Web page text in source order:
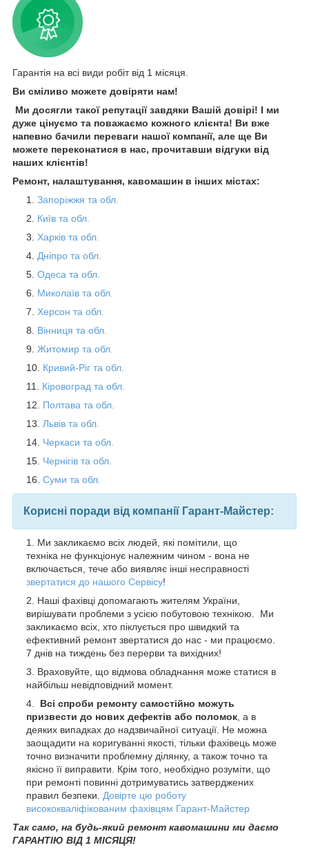
Гарантія на всі види робіт від 1 місяця.
Ви сміливо можете довіряти нам!
Ми досягли такої репутації завдяки Вашій довірі! І ми
дуже цінуємо та поважаємо кожного клієнта! Ви вже
напевно бачили переваги нашої компанії, але ще Ви
можете переконатися в нас, прочитавши відгуки від
наших клієнтів!
Ремонт, налаштування, кавомашин в інших містах:
Запоріжжя та обл.
Київ та обл.
Харків та обл.
Дніпро та обл.
Одеса та обл.
Миколаїв та обл.
Херсон та обл.
Вінниця та обл.
Житомир та обл.
Кривий-Ріг та обл.
Кіровоград та обл.
Полтава та обл.
Львів та обл.
Черкаси та обл.
Чернігів та обл.
Суми та обл.
Корисні поради від компанії Гарант-Майстер:
Ми закликаємо всіх людей, які помітили, що
техніка не функціонує належним чином - вона не
включається, тече або виявляє інші несправності
звертатися до нашого Сервісу!
Наші фахівці допомагають жителям України,
вирішувати проблеми з усією побутовою технікою. Ми
закликаємо всіх, хто піклується про швидкий та
ефективний ремонт звертатися до нас - ми працюємо.
7 днів на тиждень без перерви та вихідних!
Враховуйте, що відмова обладнання може статися в
найбільш невідповідний момент.
Всі спроби ремонту самостійно можуть
призвести до нових дефектів або поломок , а в
деяких випадках до надзвичайної ситуації. Не можна
заощадити на коригуванні якості, тільки фахівець може
точно визначити проблемну ділянку, а також точно та
якісно її виправити. Крім того, необхідно розуміти, що
при ремонті повинні дотримуватись затверджених
правил безпеки. Довірте цю роботу
висококваліфікованим фахівцям Гарант-Майстер
Так само, на будь-який ремонт кавомашини ми даємо
ГАРАНТІЮ ВІД 1 МІСЯЦЯ!